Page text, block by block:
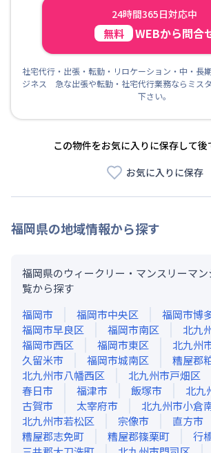
24時間365日対応中
無料 WEBから問合
社宅代行・出張・転勤・リロケーション・中・長
ジネス 急な出張や転勤・社宅代行業務ならミス
下さい。
この物件をお気に入りに保存して後
お気に入りに保存
福岡県の地域情報から探す
福岡県のウィークリー・マンスリーマ
覧から探す
福岡市
福岡市中央区
福岡市博
福岡市早良区
福岡市南区
北九
福岡市西区
福岡市東区
北九州
久留米市
福岡市城南区
糟屋郡
北九州市八幡西区
北九州市戸畑区
春日市
福津市 飯塚市
北九
古賀市
太宰府市
北九州市小倉
北九州市若松区
宗像市
直方市
糟屋郡志免町
糟屋郡篠栗町
行